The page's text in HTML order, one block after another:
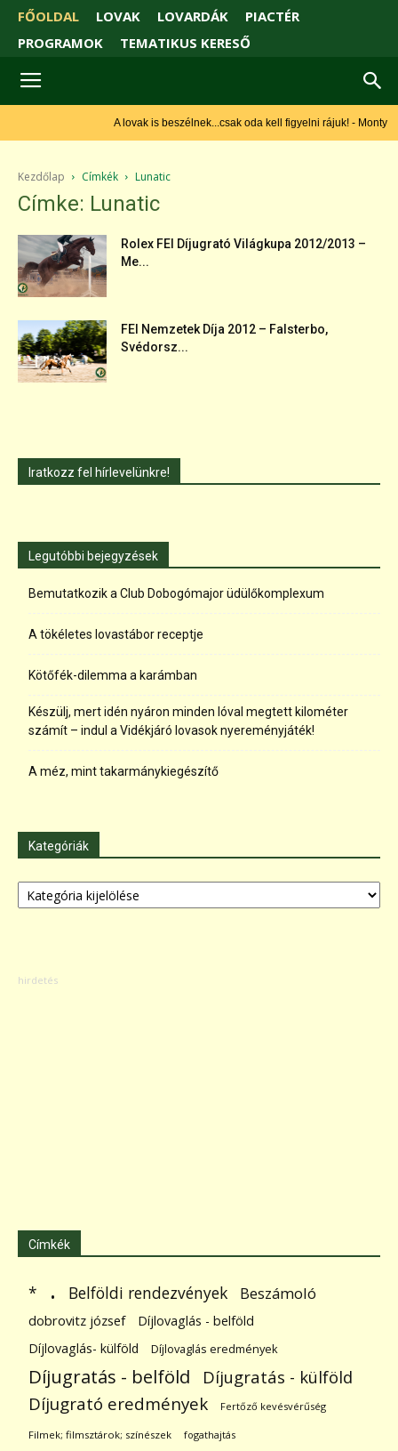
FŐOLDAL LOVAK LOVARDÁK
PIACTÉR
PROGRAMOK
TEMATIKUS KERESŐ
A lovak is beszélnek...csak oda kell figyelni rájuk! - Monty
Kezdőlap Címkék Lunatic
Címke: Lunatic
Rolex FEI Díjugrató Világkupa 2012/2013 –
Me...
FEI Nemzetek Díja 2012 – Falsterbo,
Svédorsz...
Iratkozz fel hírlevelünkre!
Legutóbbi bejegyzések
Bemutatkozik a Club Dobogómajor üdülőkomplexum
A tökéletes lovastábor receptje
Kötőfék-dilemma a karámban
Készülj, mert idén nyáron minden lóval megtett kilométer
számít – indul a Vidékjáró lovasok nyereményjáték!
A méz, mint takarmánykiegészítő
Kategóriák
Kategóriák
Címkék
* . Belföldi rendezvények Beszámoló
dobrovitz józsef
Díjlovaglás - belföld
Díjlovaglás- külföld
Díjlovaglás eredmények
Díjugratás - belföld Díjugratás - külföld
Díjugrató eredmények Fertőző kevésvérűség
Filmek; filmsztárok; színészek fogathajtás